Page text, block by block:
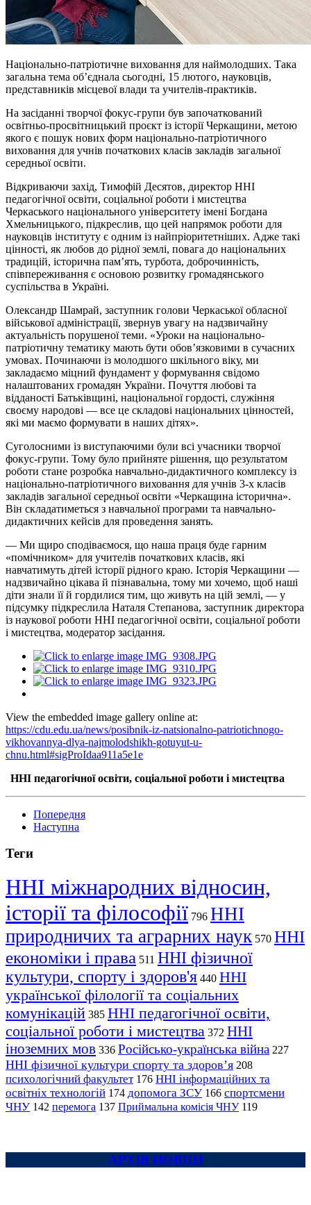
Національно-патріотичне виховання для наймолодших. Така
загальна тема об’єднала сьогодні, 15 лютого, науковців,
представників місцевої влади та учителів-практиків.
На засіданні творчої фокус-групи був започаткований
освітньо-просвітницький проєкт із історії Черкащини, метою
якого є пошук нових форм національно-патріотичного
виховання для учнів початкових класів закладів загальної
середньої освіти.
Відкриваючи захід, Тимофій Десятов, директор ННІ
педагогічної освіти, соціальної роботи і мистецтва
Черкаського національного університету імені Богдана
Хмельницького, підкреслив, що цей напрямок роботи для
науковців інституту є одним із найпріоритетніших. Адже такі
цінності, як любов до рідної землі, повага до національних
традицій, історична пам’ять, турбота, доброчинність,
співпереживання є основою розвитку громадянського
суспільства в Україні.
Олександр Шамрай, заступник голови Черкаської обласної
військової адміністрації, звернув увагу на надзвичайну
актуальність порушеної теми. «Уроки на національно-
патріотичну тематику мають бути обов’язковими в сучасних
умовах. Починаючи із молодшого шкільного віку, ми
закладаємо міцний фундамент у формування свідомо
налаштованих громадян України. Почуття любові та
відданості Батьківщині, національної гордості, служіння
своєму народові — все це складові національних цінностей,
які ми маємо формувати в наших дітях».
Суголосними із виступаючими були всі учасники творчої
фокус-групи. Тому було прийняте рішення, що результатом
роботи стане розробка навчально-дидактичного комплексу із
національно-патріотичного виховання для учнів 3-х класів
закладів загальної середньої освіти «Черкащина історична».
Він складатиметься з навчальної програми та навчально-
дидактичних кейсів для проведення занять.
— Ми щиро сподіваємося, що наша праця буде гарним
«помічником» для учителів початкових класів, які
навчатимуть дітей історії рідного краю. Історія Черкащини —
надзвичайно цікава й пізнавальна, тому ми хочемо, щоб наші
діти знали її й гордилися тим, що живуть на цій землі, — у
підсумку підкреслила Наталя Степанова, заступник директора
із наукової роботи ННІ педагогічної освіти, соціальної роботи
і мистецтва, модератор засідання.
View the embedded image gallery online at:
https://cdu.edu.ua/news/posibnik-iz-natsionalno-patriotichnogo-
vikhovannya-dlya-najmolodshikh-gotuyut-u-
chnu.html#sigProIdaa911a5e1e
ННІ педагогічної освіти, соціальної роботи і мистецтва
Попередня
Наступна
Теги
ННІ міжнародних відносин,
історії та філософії 796 ННІ
природничих та аграрних наук 570 ННІ
економіки і права 511 ННІ фізичної
культури, спорту і здоров'я 440 ННІ
української філології та соціальних
комунікацій 385 ННІ педагогічної освіти,
соціальної роботи і мистецтва 372 ННІ
іноземних мов 336 Російсько-українська війна 227
ННІ фізичної культури спорту та здоров’я 208
психологічний факультет 176 ННІ інформаційних та
освітніх технологій 174 допомога ЗСУ 166 спортсмени
ЧНУ 142 перемога 137 Приймальна комісія ЧНУ 119
АРХІВ НОВИН